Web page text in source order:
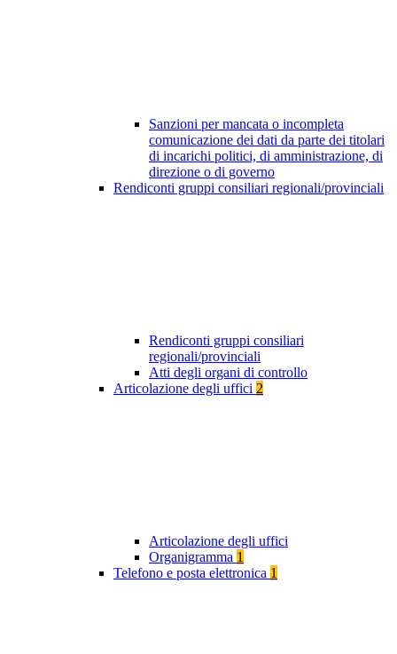
Sanzioni per mancata o incompleta
comunicazione dei dati da parte dei titolari
di incarichi politici, di amministrazione, di
direzione o di governo
Rendiconti gruppi consiliari regionali/provinciali
Rendiconti gruppi consiliari
regionali/provinciali
Atti degli organi di controllo
Articolazione degli uffici 2
Articolazione degli uffici
Organigramma 1
Telefono e posta elettronica 1